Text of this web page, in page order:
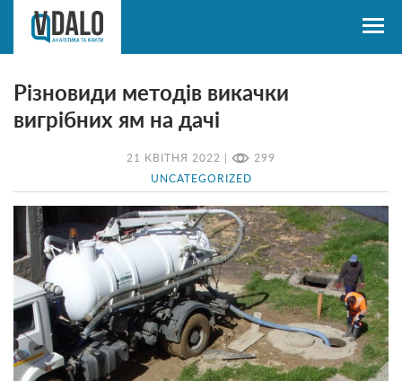
21 КВІТНЯ 2022 | 299
UNCATEGORIZED
Різновиди методів викачки
вигрібних ям на дачі